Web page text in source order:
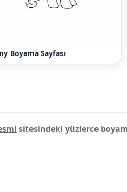
Boyama Sayfası
sitesindeki yüzlerce